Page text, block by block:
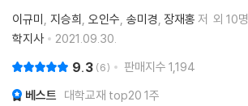
이규미 지승희 오인수 송미경 장재홍 저 외 10명
학지사
2021.09.30.
9.3 6 판매지수 1,194
베스트 대학교재 top20 1주